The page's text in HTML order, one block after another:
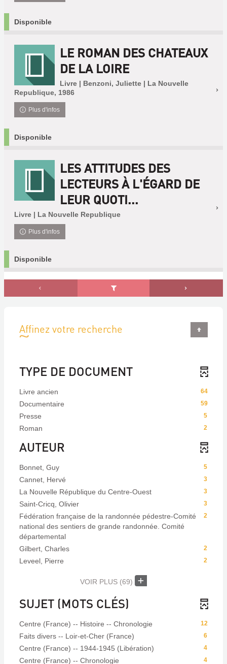
Disponible
LE ROMAN DES CHATEAUX
DE LA LOIRE
Livre | Benzoni, Juliette | La Nouvelle
Republique, 1986
Plus d'infos
Disponible
LES ATTITUDES DES
LECTEURS À L'ÉGARD DE
LEUR QUOTI...
Livre | La Nouvelle Republique
Plus d'infos
Disponible
Affinez votre recherche
TYPE DE DOCUMENT
64
Livre ancien
59
Documentaire
5
Presse
2
Roman
AUTEUR
5
Bonnet, Guy
3
Cannet, Hervé
3
La Nouvelle République du Centre-Ouest
3
Saint-Cricq, Olivier
2
Fédération française de la randonnée pédestre-Comité
national des sentiers de grande randonnée. Comité
départemental
2
Gilbert, Charles
2
Leveel, Pierre
VOIR PLUS (69)
SUJET (MOTS CLÉS)
12
Centre (France) -- Histoire -- Chronologie
6
Faits divers -- Loir-et-Cher (France)
4
Centre (France) -- 1944-1945 (Libération)
4
Centre (France) -- Chronologie